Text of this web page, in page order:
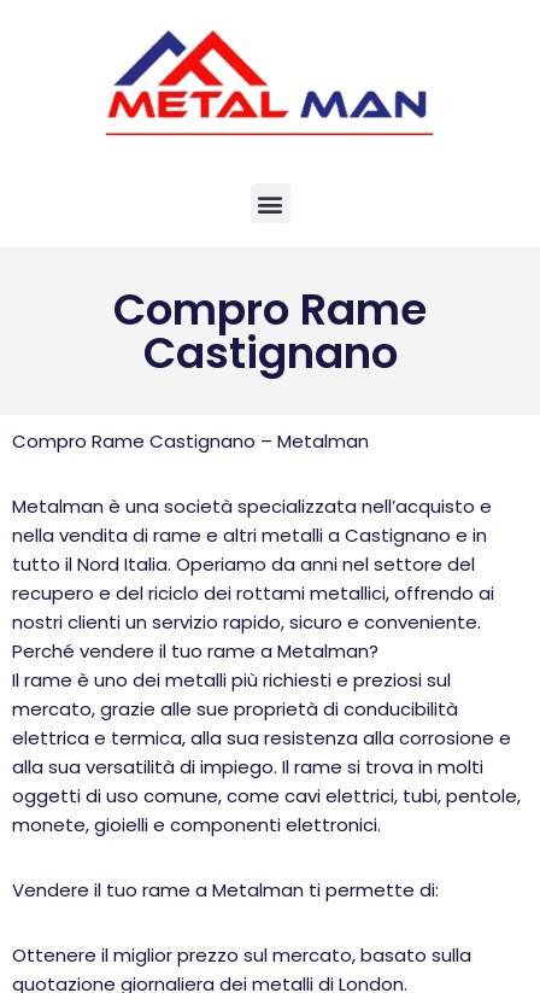
Compro Rame
Castignano
Compro Rame Castignano – Metalman
Metalman è una società specializzata nell’acquisto e
nella vendita di rame e altri metalli a Castignano e in
tutto il Nord Italia. Operiamo da anni nel settore del
recupero e del riciclo dei rottami metallici, offrendo ai
nostri clienti un servizio rapido, sicuro e conveniente.
Perché vendere il tuo rame a Metalman?
Il rame è uno dei metalli più richiesti e preziosi sul
mercato, grazie alle sue proprietà di conducibilità
elettrica e termica, alla sua resistenza alla corrosione e
alla sua versatilità di impiego. Il rame si trova in molti
oggetti di uso comune, come cavi elettrici, tubi, pentole,
monete, gioielli e componenti elettronici.
Vendere il tuo rame a Metalman ti permette di:
Ottenere il miglior prezzo sul mercato, basato sulla
quotazione giornaliera dei metalli di London.